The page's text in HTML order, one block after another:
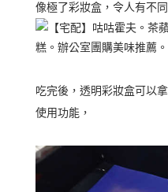
像極了彩妝盒，令人有不同
吃完後，透明彩妝盒可以
使用功能，